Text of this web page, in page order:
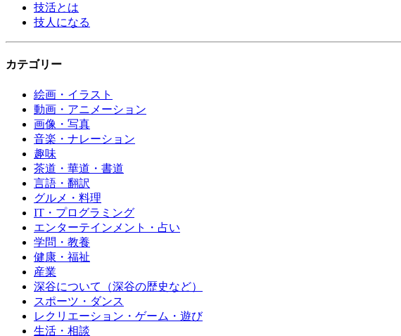
技活とは
技人になる
カテゴリー
絵画・イラスト
動画・アニメーション
画像・写真
音楽・ナレーション
趣味
茶道・華道・書道
言語・翻訳
グルメ・料理
IT・プログラミング
エンターテインメント・占い
学問・教養
健康・福祉
産業
深谷について（深谷の歴史など）
スポーツ・ダンス
レクリエーション・ゲーム・遊び
生活・相談